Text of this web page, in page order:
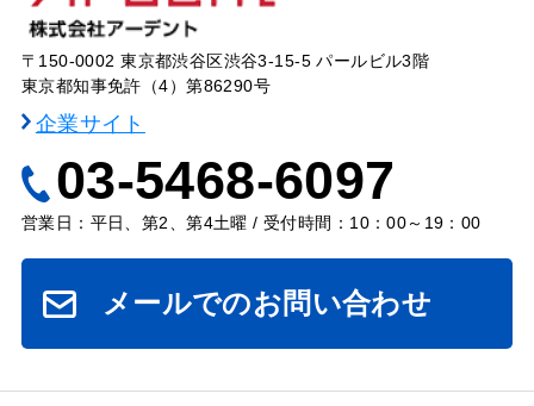
〒150-0002 東京都渋谷区渋谷3-15-5 パールビル3階
東京都知事免許（4）第86290号
企業サイト
03-5468-6097
営業日：平日、第2、第4土曜 / 受付時間：10：00～19：00
メールでのお問い合わせ